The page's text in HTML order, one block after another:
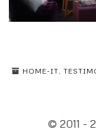
HOME-IT
© 2011 -